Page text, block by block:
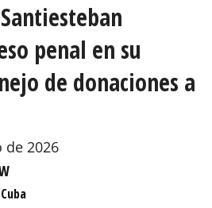
penal en su
de donaciones a
de 2026